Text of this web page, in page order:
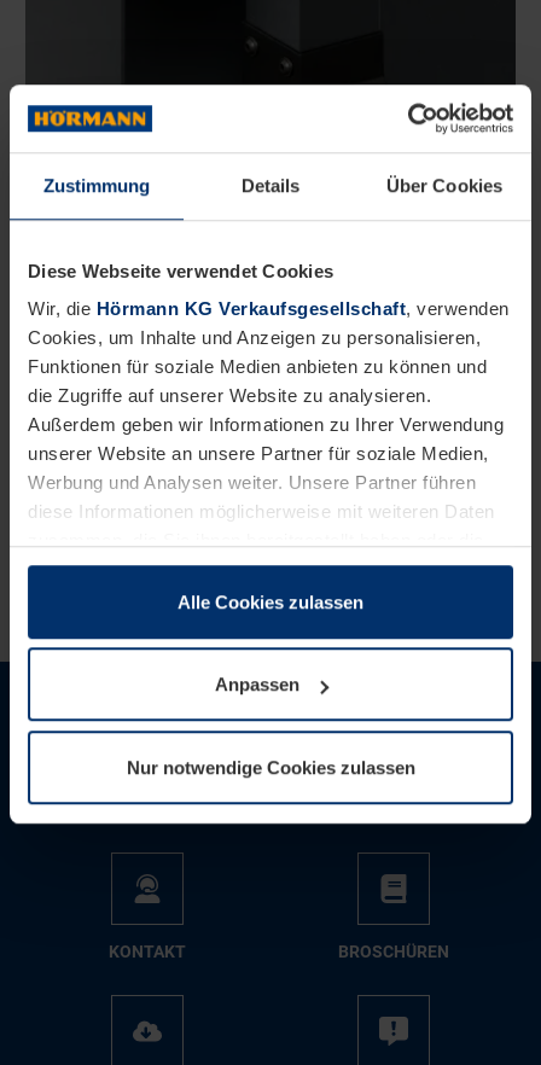
Zustimmung Details Über Cookies
Diese Webseite verwendet Cookies
Wir, die Hörmann KG Verkaufsgesellschaft, verwenden
Cookies, um Inhalte und Anzeigen zu personalisieren,
Funktionen für soziale Medien anbieten zu können und
die Zugriffe auf unserer Website zu analysieren.
Außerdem geben wir Informationen zu Ihrer Verwendung
unserer Website an unsere Partner für soziale Medien,
Werbung und Analysen weiter. Unsere Partner führen
diese Informationen möglicherweise mit weiteren Daten
sie im Rahmen Ihrer Nutzung der Dienste gesammelt
wenn diese für den Betrieb dieser Seite unbedingt
notwendig sind. Für alle anderen Cookie-Typen benötigen
wir Ihre Erlaubnis. Ihre Einwilligung können Sie jederzeit
Datenschutzerklärungunserer Website ändern oder
widerrufen.
Alle Cookies zulassen
Anpassen
Nur notwendige Cookies zulassen
Regenfallrohr-Set (2 Stück)
Das Regenfallrohr (5,5 × 5,5 cm) inkl.
Befestigungsmaterial ist in passender RAL-Farbe
des Gerätehauses optional erhältlich. Bei den
Gerätehäusern mit Flach- und Pultdachgehört das
Regenfallrohr zurSerienausstattung.
AN­GE­BOT AN­FOR­DERN TIPPS
KON­TAKT BRO­SCHÜ­REN